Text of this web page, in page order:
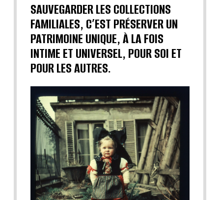
SAUVEGARDER LES COLLECTIONS
FAMILIALES, C’EST PRÉSERVER UN
PATRIMOINE UNIQUE, À LA FOIS
INTIME ET UNIVERSEL, POUR SOI ET
POUR LES AUTRES.